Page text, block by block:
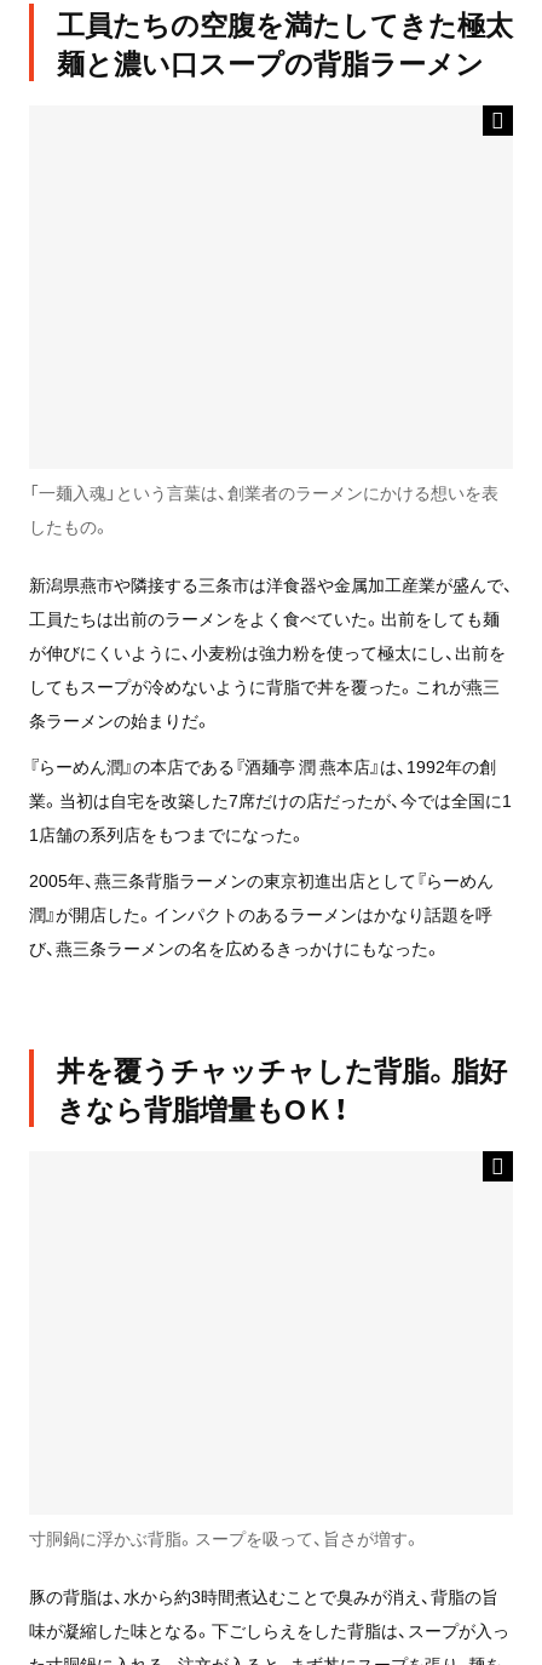
工員たちの空腹を満たしてきた極太
麺と濃い口スープの背脂ラーメン
「一麺入魂」という言葉は、創業者のラーメンにかける想いを表
したもの。
新潟県燕市や隣接する三条市は洋食器や金属加工産業が盛んで、
工員たちは出前のラーメンをよく食べていた。出前をしても麺
が伸びにくいように、小麦粉は強力粉を使って極太にし、出前を
してもスープが冷めないように背脂で丼を覆った。これが燕三
条ラーメンの始まりだ。
『らーめん潤』の本店である『酒麺亭 潤 燕本店』は、1992年の創
業。当初は自宅を改築した7席だけの店だったが、今では全国に1
1店舗の系列店をもつまでになった。
2005年、燕三条背脂ラーメンの東京初進出店として『らーめん
潤』が開店した。インパクトのあるラーメンはかなり話題を呼
び、燕三条ラーメンの名を広めるきっかけにもなった。
丼を覆うチャッチャした背脂。脂好
きなら背脂増量もОＫ！
寸胴鍋に浮かぶ背脂。スープを吸って、旨さが増す。
豚の背脂は、水から約3時間煮込むことで臭みが消え、背脂の旨
味が凝縮した味となる。下ごしらえをした背脂は、スープが入っ